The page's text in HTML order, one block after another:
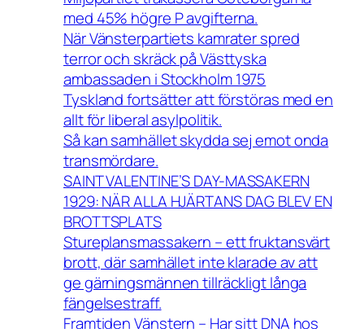
med 45% högre P avgifterna.
När Vänsterpartiets kamrater spred
terror och skräck på Västtyska
ambassaden i Stockholm 1975
Tyskland fortsätter att förstöras med en
allt för liberal asylpolitik.
Så kan samhället skydda sej emot onda
transmördare.
SAINT VALENTINE’S DAY-MASSAKERN
1929: NÄR ALLA HJÄRTANS DAG BLEV EN
BROTTSPLATS
Stureplansmassakern – ett fruktansvärt
brott, där samhället inte klarade av att
ge gärningsmännen tillräckligt långa
fängelsestraff.
Framtiden Vänstern – Har sitt DNA hos